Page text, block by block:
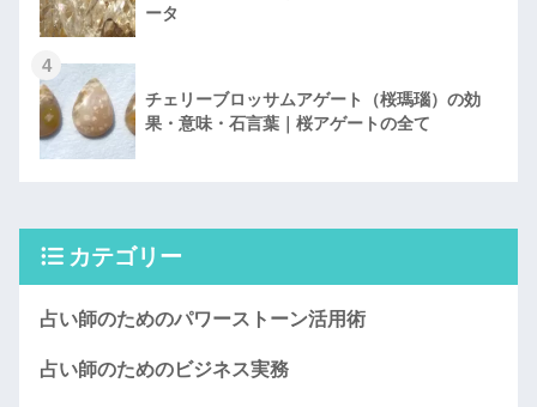
ータ
4
チェリーブロッサムアゲート（桜瑪瑙）の効
果・意味・石言葉｜桜アゲートの全て
カテゴリー
占い師のためのパワーストーン活用術
占い師のためのビジネス実務